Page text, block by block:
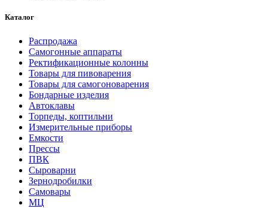
Каталог
Распродажа
Самогонные аппараты
Ректификационные колонны
Товары для пивоварения
Товары для самогоноварения
Бондарные изделия
Автоклавы
Торпеды, коптильни
Измерительные приборы
Емкости
Прессы
ПВК
Сыроварни
Зернодробилки
Самовары
МЦ